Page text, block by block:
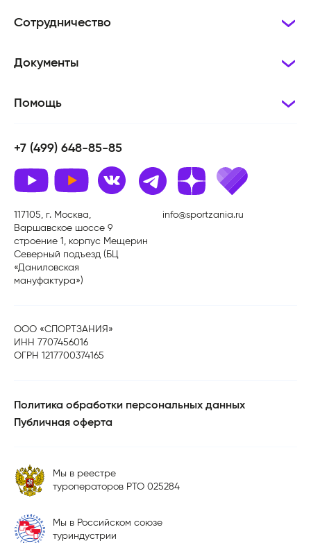
Сотрудничество
Документы
Помощь
+7 (499) 648-85-85
117105, г. Москва,
Варшавское шоссе 9
строение 1, корпус Мещерин
Северный подъезд (БЦ
«Даниловская
мануфактура»)
info@sportzania.ru
ООО «СПОРТЗАНИЯ»
ИНН 7707456016
ОГРН 1217700374165
Политика обработки персональных данных
Публичная оферта
Мы в реестре
туроператоров РТО 025284
Мы в Российском союзе
туриндустрии